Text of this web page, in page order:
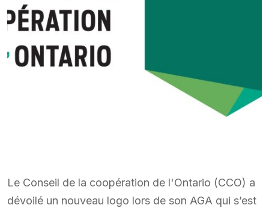
Le Conseil de la coopération de l'Ontario (CCO) a
dévoilé un nouveau logo lors de son AGA qui s’est